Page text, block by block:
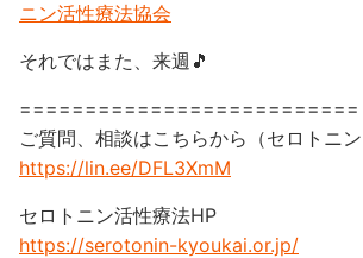
ニン活性療法協会
それではまた、来週🎵
==========================
ご質問、相談はこちらから（セロトニ
https://lin.ee/DFL3XmM
セロトニン活性療法HP
https://serotonin-kyoukai.or.jp/